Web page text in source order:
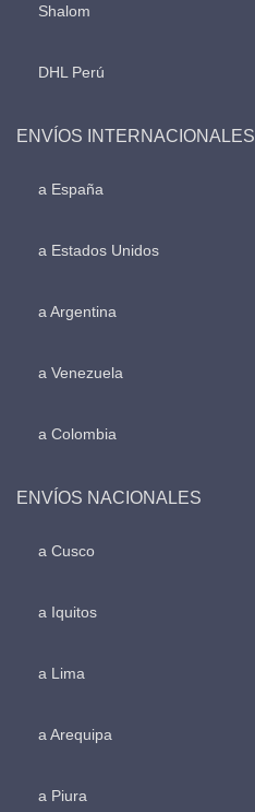
Shalom
DHL Perú
ENVÍOS INTERNACIONALES
a España
a Estados Unidos
a Argentina
a Venezuela
a Colombia
ENVÍOS NACIONALES
a Cusco
a Iquitos
a Lima
a Arequipa
a Piura